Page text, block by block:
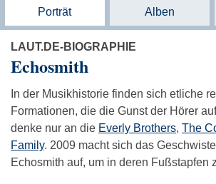
Porträt Alben
LAUT.DE-BIOGRAPHIE
Echosmith
In der Musikhistorie finden sich etliche
Formationen, die die Gunst der Hörer
denke nur an die Everly Brothers, The
Family. 2009 macht sich das
Echosmith auf, um in deren Fußstapfen